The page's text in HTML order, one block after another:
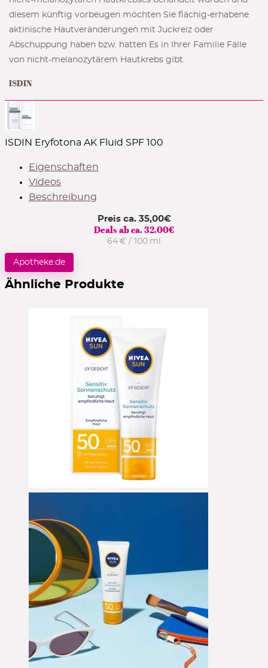
diesem künftig vorbeugen möchten Sie flächig-erhabene
aktinische Hautveränderungen mit Juckreiz oder
Abschuppung haben bzw. hatten Es in Ihrer Familie Fälle
von nicht-melanozytärem Hautkrebs gibt.
ISDIN
ISDIN Eryfotona AK Fluid SPF 100
Eigenschaften
Videos
Beschreibung
Preis ca. 35,00€
Deals ab ca.32,00€
64 € / 100 ml
Apotheke.de
Ähnliche Produkte